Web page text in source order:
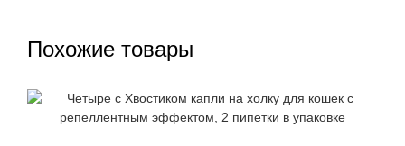
Похожие товары